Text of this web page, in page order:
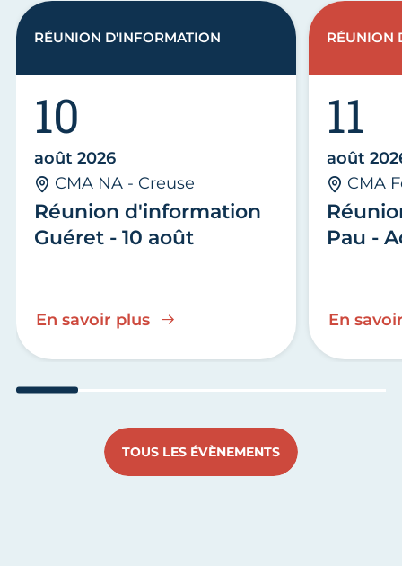
Réunion d'information
Guéret - 10 août
10
août 2026
CMA NA - Creuse
En savoir plus
RÉUNION D'INFORMATION
Pau -
11
août
CMA
En
RÉUNION
TOUS LES ÉVÈNEMENTS